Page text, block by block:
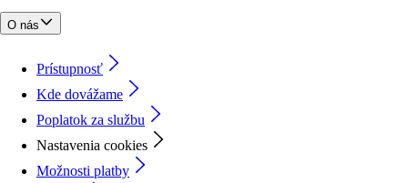
O nás
Prístupnosť
Kde dovážame
Poplatok za službu
Nastavenia cookies
Možnosti platby